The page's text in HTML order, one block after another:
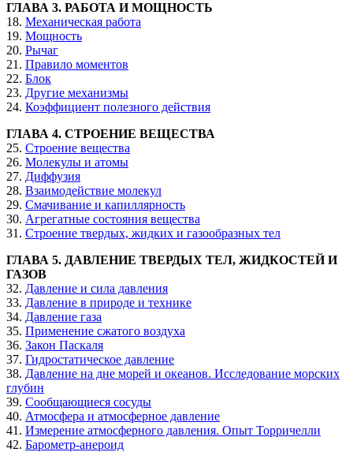
ГЛАВА 3. РАБОТА И МОЩНОСТЬ
18. Механическая работа
19. Мощность
20. Рычаг
21. Правило моментов
22. Блок
23. Другие механизмы
24. Коэффициент полезного действия
ГЛАВА 4. СТРОЕНИЕ ВЕЩЕСТВА
25. Строение вещества
26. Молекулы и атомы
27. Диффузия
28. Взаимодействие молекул
29. Смачивание и капиллярность
30. Агрегатные состояния вещества
31. Строение твердых, жидких и газообразных тел
ГЛАВА 5. ДАВЛЕНИЕ ТВЕРДЫХ ТЕЛ, ЖИДКОСТЕЙ И
ГАЗОВ
32. Давление и сила давления
33. Давление в природе и технике
34. Давление газа
35. Применение сжатого воздуха
36. Закон Паскаля
37. Гидростатическое давление
38. Давление на дне морей и океанов. Исследование морских
глубин
39. Сообщающиеся сосуды
40. Атмосфера и атмосферное давление
41. Измерение атмосферного давления. Опыт Торричелли
42. Барометр-анероид